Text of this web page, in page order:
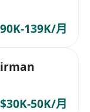
139K/月
$30K-50K/月